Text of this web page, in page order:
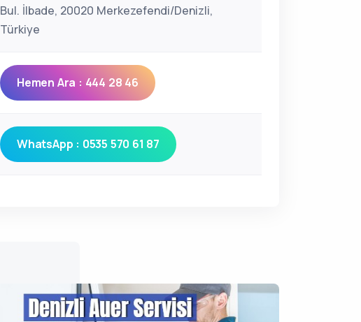
Bul. İlbade, 20020 Merkezefendi/Denizli,
Türkiye
Hemen Ara : 444 28 46
WhatsApp : 0535 570 61 87